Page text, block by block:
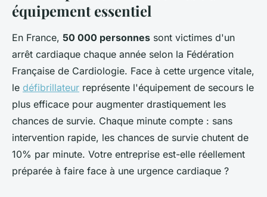
formations disponibles
Pierre•11 février 2026 •8 min de lecture
équipement essentiel
En France, 50 000 personnes sont victimes d'un
arrêt cardiaque chaque année selon la Fédération
Française de Cardiologie. Face à cette urgence vitale,
le défibrillateur représente l'équipement de secours le
plus efficace pour augmenter drastiquement les
chances de survie. Chaque minute compte : sans
intervention rapide, les chances de survie chutent de
10% par minute. Votre entreprise est-elle réellement
préparée à faire face à une urgence cardiaque ?